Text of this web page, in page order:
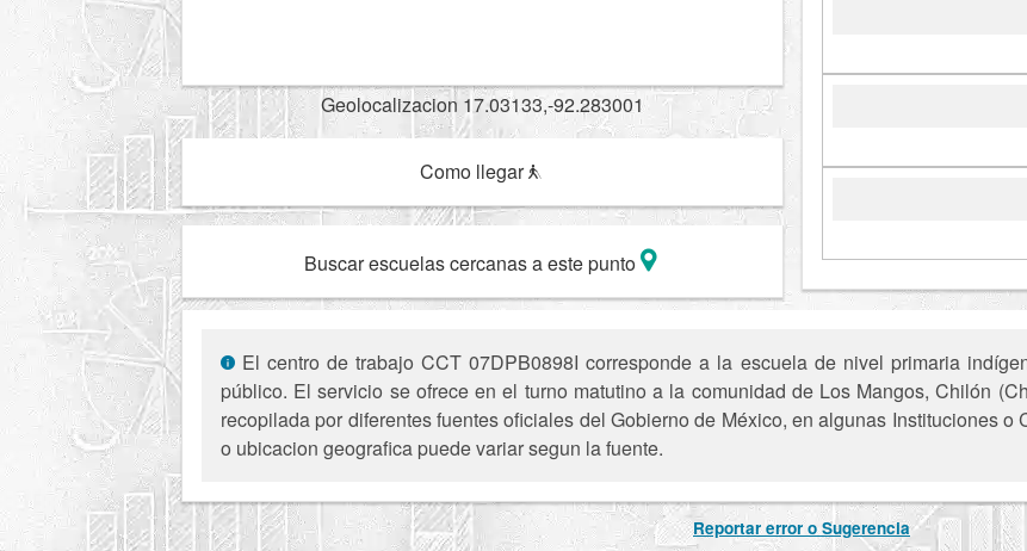
Geolocalizacion 17.03133,-92.283001
Como llegar
Buscar escuelas cercanas a este punto
El centro de trabajo CCT 07DPB0898I corresponde a la escuela de nivel primaria
público. El servicio se ofrece en el turno matutino a la comunidad de Los Mangos, Chilón
recopilada por diferentes fuentes oficiales del Gobierno de México, en algunas Instituciones
o ubicacion geografica puede variar segun la fuente.
Reportar error o Sugerencia